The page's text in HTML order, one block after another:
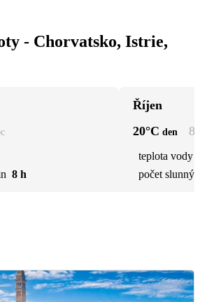
- Chorvatsko, Istrie,
8 h
Říjen
20°C den 8
teplota vody
počet